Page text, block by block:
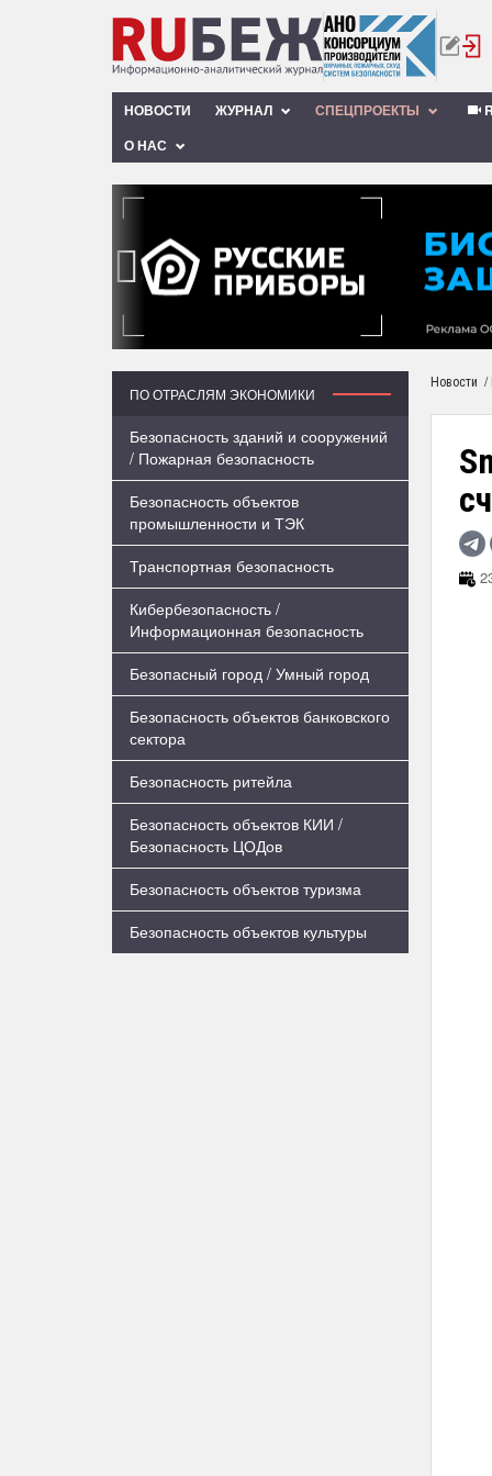
НОВОСТИ ЖУРНАЛ СПЕЦПРОЕКТЫ
О НАС
‹
ПО ОТРАСЛЯМ ЭКОНОМИКИ
Безопасность зданий и сооружений
/ Пожарная безопасность
Безопасность объектов
промышленности и ТЭК
Транспортная безопасность
Кибербезопасность /
Информационная безопасность
Безопасный город / Умный город
Безопасность объектов банковского
сектора
Безопасность ритейла
Безопасность объектов КИИ /
Безопасность ЦОДов
Безопасность объектов туризма
Безопасность объектов культуры
Новости /